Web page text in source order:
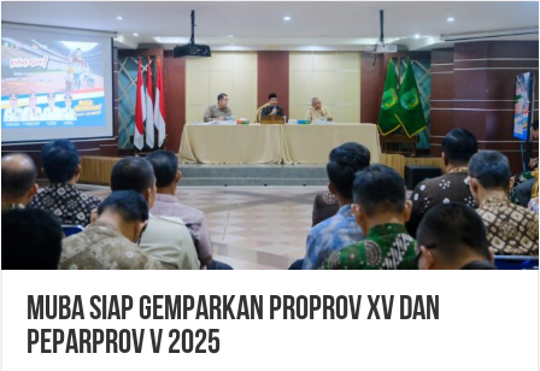
Muba Siap Gemparkan Proprov XV dan
Peparprov V 2025